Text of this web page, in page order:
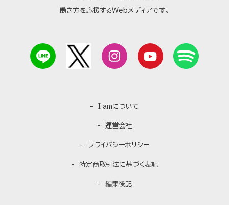
働き方を応援するWebメディアです。
I amについて
運営会社
プライバシーポリシー
特定商取引法に基づく表記
編集後記